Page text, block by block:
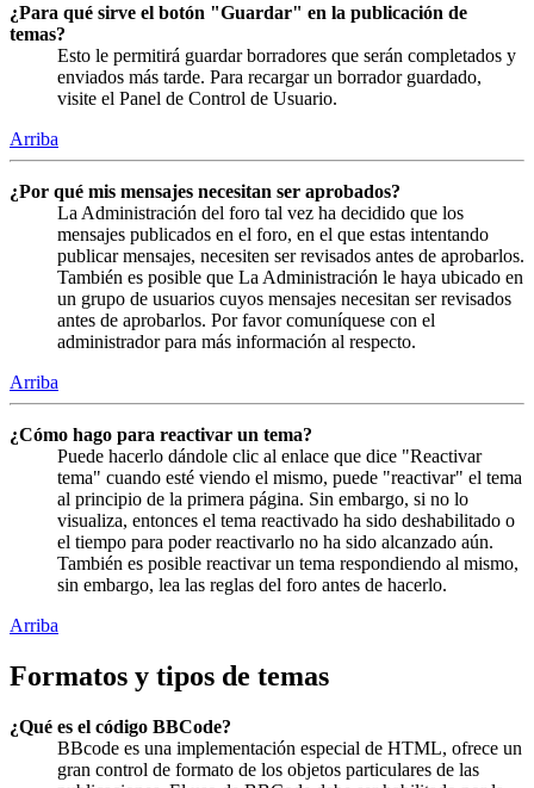
¿Para qué sirve el botón "Guardar" en la publicación de
temas?
Esto le permitirá guardar borradores que serán completados y
enviados más tarde. Para recargar un borrador guardado,
visite el Panel de Control de Usuario.
Arriba
¿Por qué mis mensajes necesitan ser aprobados?
La Administración del foro tal vez ha decidido que los
mensajes publicados en el foro, en el que estas intentando
publicar mensajes, necesiten ser revisados antes de aprobarlos.
También es posible que La Administración le haya ubicado en
un grupo de usuarios cuyos mensajes necesitan ser revisados
antes de aprobarlos. Por favor comuníquese con el
administrador para más información al respecto.
Arriba
¿Cómo hago para reactivar un tema?
Puede hacerlo dándole clic al enlace que dice "Reactivar
tema" cuando esté viendo el mismo, puede "reactivar" el tema
al principio de la primera página. Sin embargo, si no lo
visualiza, entonces el tema reactivado ha sido deshabilitado o
el tiempo para poder reactivarlo no ha sido alcanzado aún.
También es posible reactivar un tema respondiendo al mismo,
sin embargo, lea las reglas del foro antes de hacerlo.
Arriba
Formatos y tipos de temas
¿Qué es el código BBCode?
BBcode es una implementación especial de HTML, ofrece un
gran control de formato de los objetos particulares de las